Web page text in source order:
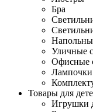
Бра
Уличные
Офисные
Лампочки
Товары для
Игрушки